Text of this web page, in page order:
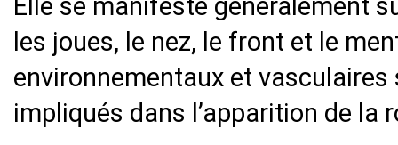
Elle se manifeste généralement
les joues, le nez, le front et le
environnementaux et
impliqués dans l’apparition de la